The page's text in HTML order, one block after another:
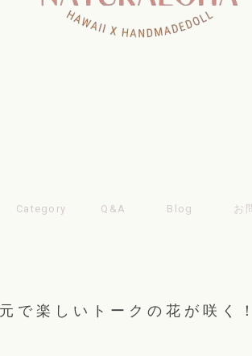
Category Q&A Blog お
で楽しいトークの花が咲く